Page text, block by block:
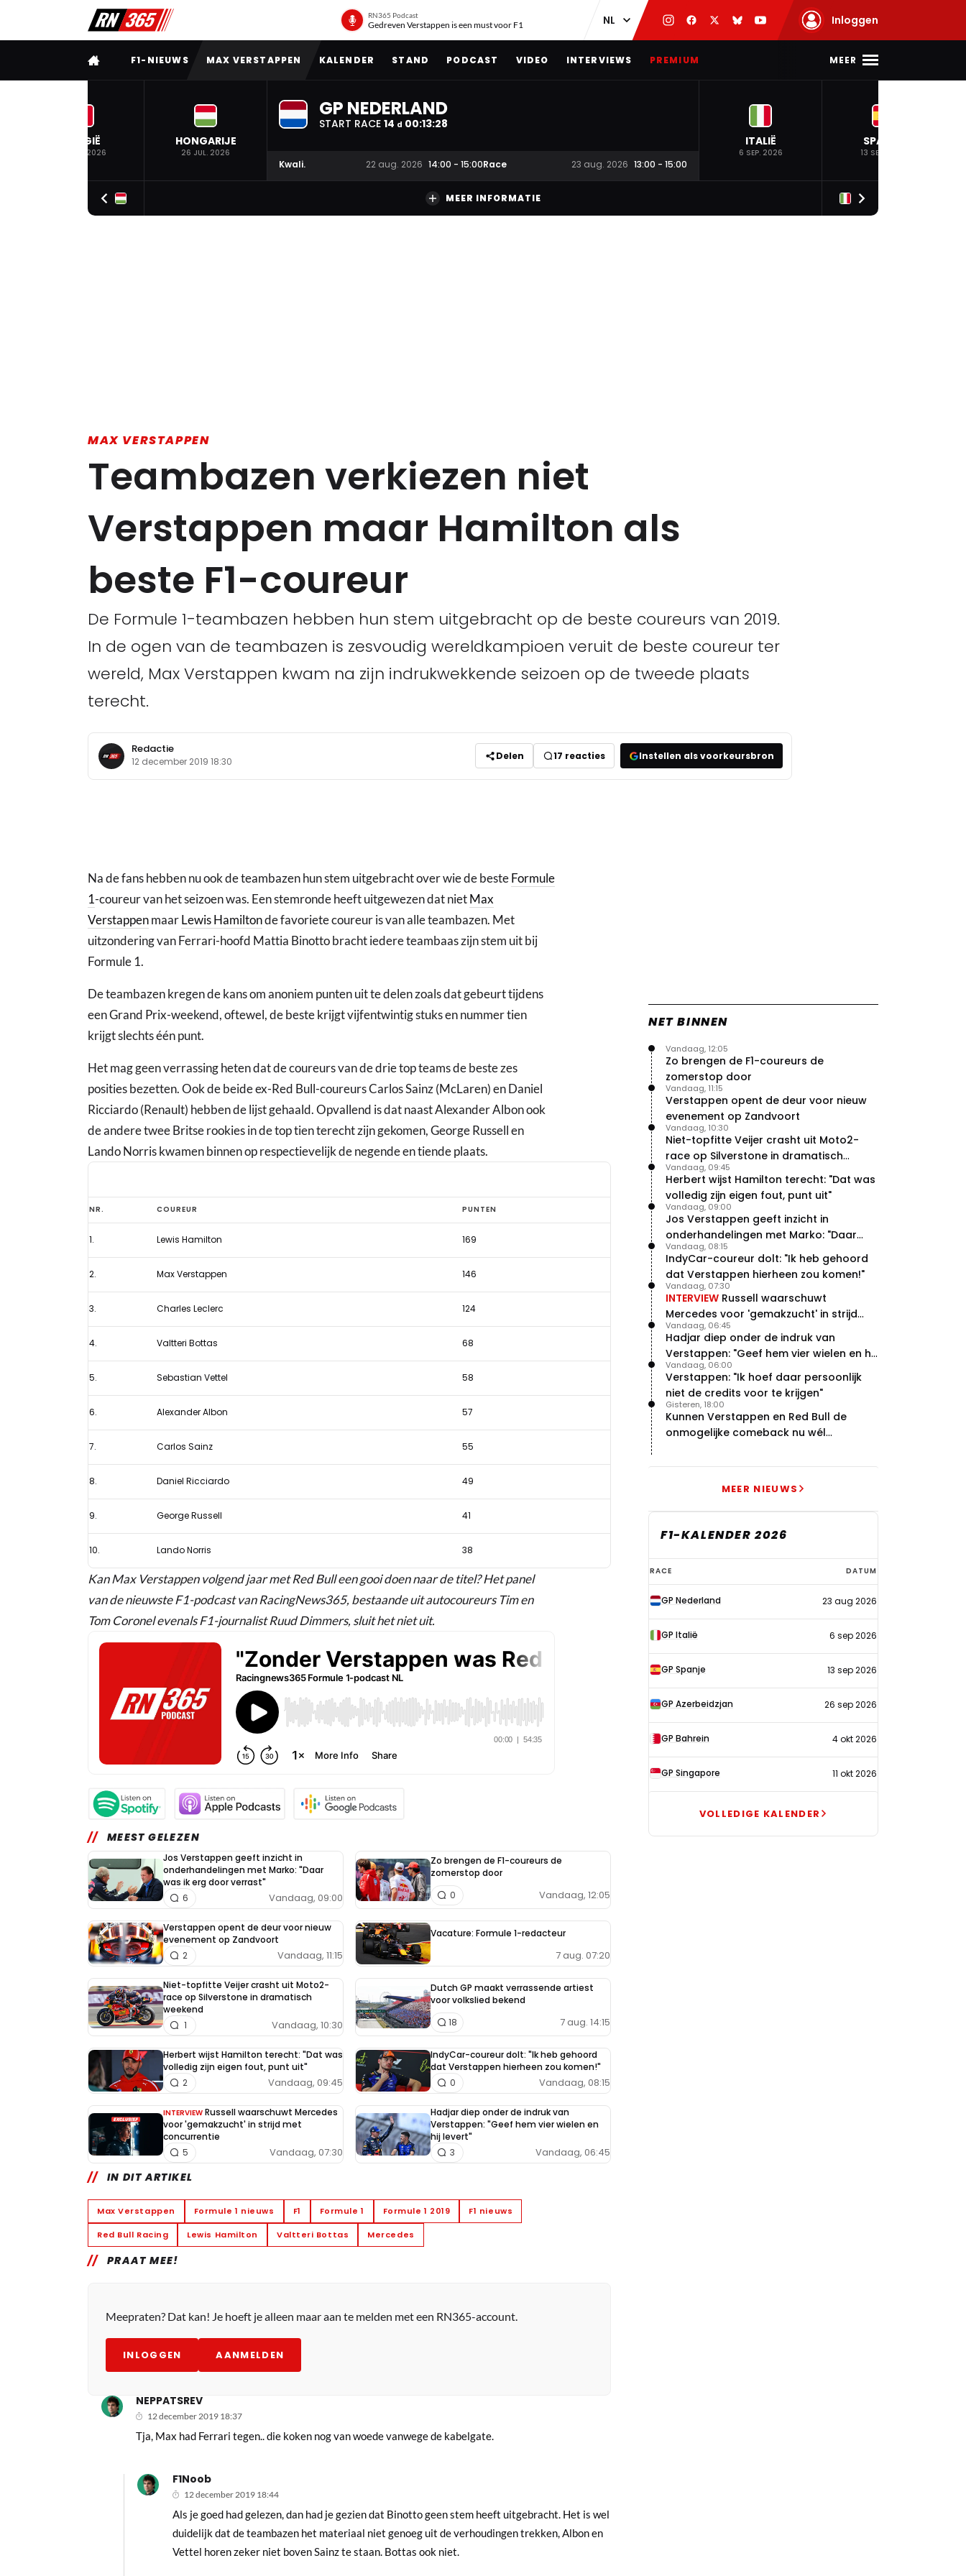
RN365 Podcast
Gedreven Verstappen is een must voor F1 Inloggen
VOLLEDIG MENU
F1-NIEUWS MAX VERSTAPPEN KALENDER STAND PODCAST VIDEO INTERVIEWS PREMIUM MEER
BELGIË
19 JUL. 2026
HONGARIJE
26 JUL. 2026
GP NEDERLAND
START RACE 14 d 00:13:28
Kwali. 22 aug. 2026 14:00 - 15:00Race 23 aug. 2026 13:00 - 15:00
ITALIË
6 SEP. 2026
SPANJE
13 SEP. 2026
MEER INFORMATIE
MAX VERSTAPPEN
Teambazen verkiezen niet
Verstappen maar Hamilton als
beste F1-coureur
De Formule 1-teambazen hebben hun stem uitgebracht op de beste coureurs van 2019.
In de ogen van de teambazen is zesvoudig wereldkampioen veruit de beste coureur ter
wereld, Max Verstappen kwam na zijn indrukwekkende seizoen op de tweede plaats
terecht.
Redactie
12 december 2019 18:30 Delen 17 reacties Instellen als voorkeursbron
Na de fans hebben nu ook de teambazen hun stem uitgebracht over wie de besteFormule
1-coureur van het seizoen was. Een stemronde heeft uitgewezen dat nietMax
VerstappenmaarLewis Hamiltonde favoriete coureur is van alle teambazen. Met
uitzondering van Ferrari-hoofd Mattia Binotto bracht iedere teambaas zijn stem uit bij
Formule 1.
De teambazen kregen de kans om anoniem punten uit te delen zoals dat gebeurt tijdens
een Grand Prix-weekend, oftewel, de beste krijgt vijfentwintig stuks en nummer tien
krijgt slechts één punt.
Het mag geen verrassing heten dat de coureurs van de drie top teams de beste zes
posities bezetten. Ook de beide ex-Red Bull-coureurs Carlos Sainz (McLaren) en Daniel
Ricciardo (Renault) hebben de lijst gehaald. Opvallend is dat naast Alexander Albon ook
de andere twee Britse rookies in de top tien terecht zijn gekomen, George Russell en
Lando Norris kwamen binnen op respectievelijk de negende en tiende plaats.
Teambazen
verkiezen
niet
Verstappen
Hamilton
als
beste
NR. COUREUR PUNTEN
1. Lewis Hamilton 169
2. Max Verstappen 146
3. Charles Leclerc 124
4. Valtteri Bottas 68
5. Sebastian Vettel 58
6. Alexander Albon 57
7. Carlos Sainz 55
8. Daniel Ricciardo 49
9. George Russell 41
10. Lando Norris 38
Kan Max Verstappen volgend jaar met Red Bull een gooi doen naar de titel? Het panel
van de nieuwste F1-podcast van RacingNews365, bestaande uit autocoureurs Tim en
Tom Coronel evenals F1-journalist Ruud Dimmers, sluit het niet uit.
MEEST GELEZEN
Jos Verstappen geeft inzicht in
onderhandelingen met Marko: "Daar
was ik erg door verrast"
Vandaag, 09:00
6
Zo brengen de F1-coureurs de
zomerstop door
Vandaag, 12:05
0
Verstappen opent de deur voor nieuw
evenement op Zandvoort
Vandaag, 11:15
2
Vacature: Formule 1-redacteur
7 aug. 07:20
Niet-topfitte Veijer crasht uit Moto2-
race op Silverstone in dramatisch
weekend
Vandaag, 10:30
1
Dutch GP maakt verrassende artiest
voor volkslied bekend
7 aug. 14:15
18
Herbert wijst Hamilton terecht: "Dat was
volledig zijn eigen fout, punt uit"
Vandaag, 09:45
2
IndyCar-coureur dolt: "Ik heb gehoord
dat Verstappen hierheen zou komen!"
Vandaag, 08:15
0
INTERVIEW Russell waarschuwt Mercedes
voor 'gemakzucht' in strijd met
concurrentie
Vandaag, 07:30
5
Hadjar diep onder de indruk van
Verstappen: "Geef hem vier wielen en
hij levert"
Vandaag, 06:45
3
IN DIT ARTIKEL
Max Verstappen Formule 1 nieuws F1 Formule 1 Formule 1 2019 F1 nieuws
Red Bull Racing Lewis Hamilton Valtteri Bottas Mercedes
PRAAT MEE!
Meepraten? Dat kan! Je hoeft je alleen maar aan te melden met een RN365-account.
INLOGGEN AANMELDEN
NEPPATSREV
12 december 2019 18:37
Tja, Max had Ferrari tegen.. die koken nog van woede vanwege de kabelgate.
F1Noob
12 december 2019 18:44
Als je goed had gelezen, dan had je gezien dat Binotto geen stem heeft uitgebracht. Het is wel
duidelijk dat de teambazen het materiaal niet genoeg uit de verhoudingen trekken, Albon en
Vettel horen zeker niet boven Sainz te staan. Bottas ook niet.
NET BINNEN
Zo brengen de F1-coureurs de
zomerstop door
Vandaag, 12:05
Verstappen opent de deur voor nieuw
evenement op Zandvoort
Vandaag, 11:15
Niet-topfitte Veijer crasht uit Moto2-
race op Silverstone in dramatisch
weekend
Vandaag, 10:30
Herbert wijst Hamilton terecht: "Dat was
volledig zijn eigen fout, punt uit"
Vandaag, 09:45
Jos Verstappen geeft inzicht in
onderhandelingen met Marko: "Daar
was ik erg door verrast"
Vandaag, 09:00
IndyCar-coureur dolt: "Ik heb gehoord
dat Verstappen hierheen zou komen!"
Vandaag, 08:15
INTERVIEW Russell waarschuwt
Mercedes voor 'gemakzucht' in strijd
met concurrentie
Vandaag, 07:30
Hadjar diep onder de indruk van
Verstappen: "Geef hem vier wielen en hij
levert"
Vandaag, 06:45
Verstappen: "Ik hoef daar persoonlijk
niet de credits voor te krijgen"
Vandaag, 06:00
Kunnen Verstappen en Red Bull de
onmogelijke comeback nu wél
Gisteren, 18:00
MEER NIEUWS
F1-KALENDER 2026
F1-
kalender
2026
RACE DATUM
GP Nederland 23 aug 2026
GP Italië 6 sep 2026
GP Spanje 13 sep 2026
GP Azerbeidzjan 26 sep 2026
GP Bahrein 4 okt 2026
GP Singapore 11 okt 2026
VOLLEDIGE KALENDER